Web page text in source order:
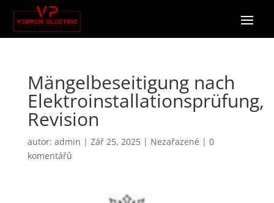
Mängelbeseitigung nach
Elektroinstallationsprüfung,
Revision
autor: admin | Zář 25, 2025| Nezařazené | 0
komentářů